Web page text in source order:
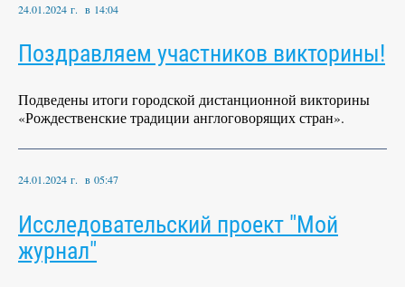
24.01.2024 г. в 14:04
Поздравляем участников викторины!
Подведены итоги городской дистанционной викторины
«Рождественские традиции англоговорящих стран».
24.01.2024 г. в 05:47
Исследовательский проект "Мой
журнал"